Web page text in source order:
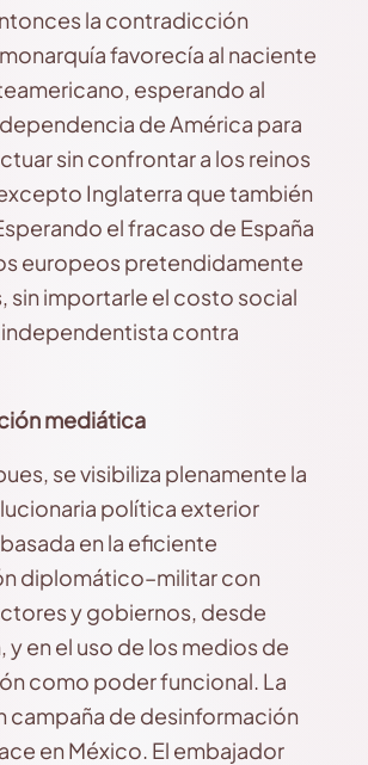
la contradicción
favorecía al naciente
esperando al
de América para
sin confrontar a los reinos
Inglaterra que también
el fracaso de España
europeos pretendidamente
sin importarle el costo social
independentista contra
mediática
se visibiliza plenamente la
política exterior
en la eficiente
diplomático–militar con
y gobiernos, desde
y en el uso de los medios de
como poder funcional. La
campaña de desinformación
en México. El embajador